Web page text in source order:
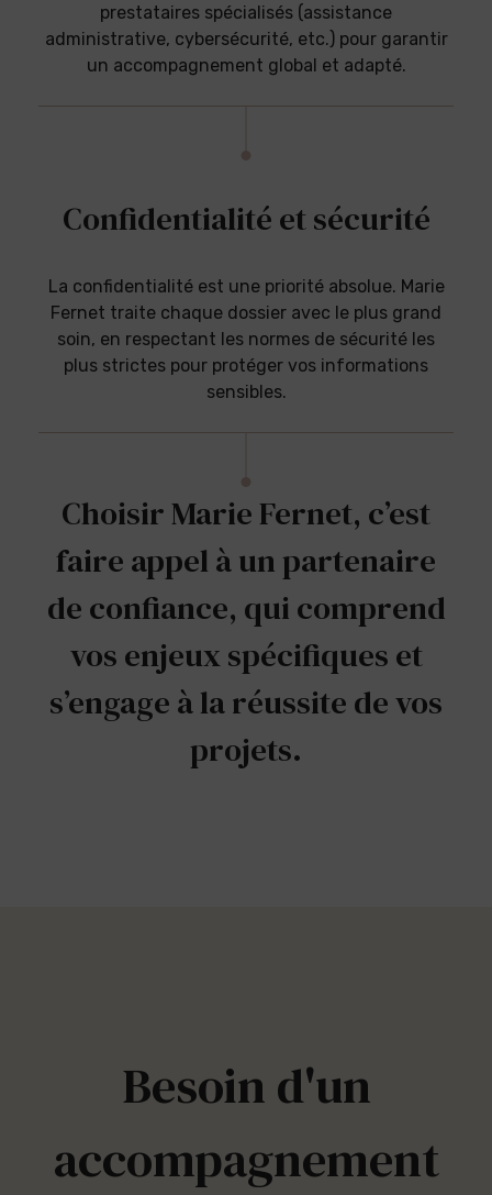
prestataires spécialisés (assistance
administrative, cybersécurité, etc.) pour garantir
un accompagnement global et adapté.
Confidentialité et sécurité
La confidentialité est une priorité absolue. Marie
Fernet traite chaque dossier avec le plus grand
soin, en respectant les normes de sécurité les
plus strictes pour protéger vos informations
sensibles.
Choisir Marie Fernet, c’est
faire appel à un partenaire
de confiance, qui comprend
vos enjeux spécifiques et
s’engage à la réussite de vos
projets.
Besoin d'un
accompagnement